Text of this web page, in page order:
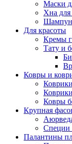
Маски
Хна для
Для красоты
Кремы
Тату и
Ковры и
Ковры
Крупная
Специи
Палантины